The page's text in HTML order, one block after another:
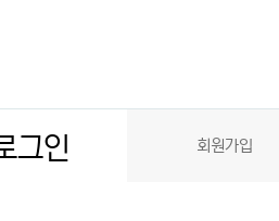
그인 회원가입